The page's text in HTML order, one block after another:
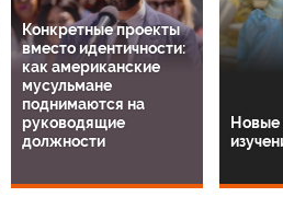
Конкретные проекты
вместо идентичности:
как американские
мусульмане
поднимаются на
руководящие
должности
Новые